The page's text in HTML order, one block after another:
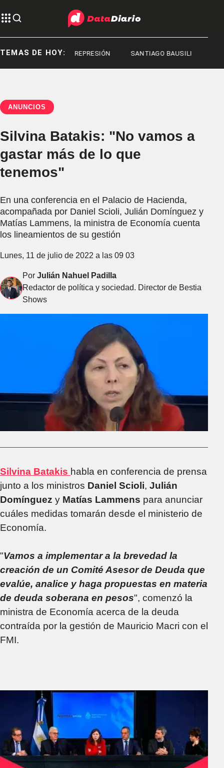
TEMAS DE HOY:
REPRESIÓN REPRESIÓN SANTIAGO BAUSILI
ANUNCIOS
Silvina Batakis: "No vamos a
gastar más de lo que
tenemos"
En una conferencia en el Palacio de Hacienda,
acompañada por Daniel Scioli, Julián Domínguez y
Matías Lammens, la ministra de Economía cuenta
los lineamientos de su gestión
Lunes, 11 de julio de 2022 a las 09 03
Por Julián Nahuel Padilla
Redactor de política y sociedad. Director de Bestia
Shows
Silvina Batakis habla en conferencia de prensa
junto a los ministros Daniel Scioli, Julián
Domínguez y Matías Lammens para anunciar
cuáles medidas tomarán desde el ministerio de
Economía.
"Vamos a implementar a la brevedad la
creación de un Comité Asesor de Deuda que
evalúe, analice y haga propuestas en materia
de deuda soberana en pesos", comenzó la
ministra de Economía acerca de la deuda
contraída por la gestión de Mauricio Macri con el
FMI.